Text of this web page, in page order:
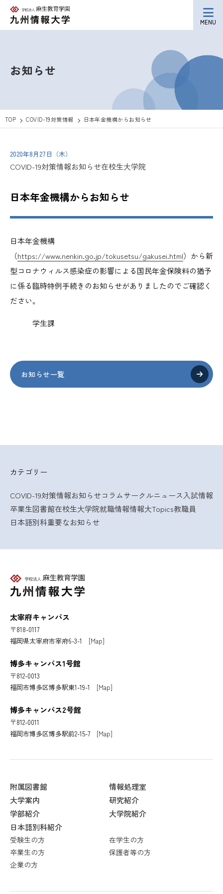
MENU
お知らせ
TOP COVID-19対策情報 日本年金機構からお知らせ
2020年8月27日（木）
COVID-19対策情報お知らせ在校生大学院
日本年金機構からお知らせ
日本年金機構
（https://www.nenkin.go.jp/tokusetsu/gakusei.html）から新
型コロナウィルス感染症の影響による国民年金保険料の猶予
に係る臨時特例手続きのお知らせがありましたのでご確認く
ださい。
学生課
お知らせ一覧
カテゴリー
COVID-19対策情報お知らせコラムサークルニュース入試情報
卒業生図書館在校生大学院就職情報情報大Topics教職員
日本語別科重要なお知らせ
太宰府キャンパス
〒818-0117
福岡県太宰府市宰府6-3-1 [Map]
博多キャンパス1号館
〒812-0013
福岡市博多区博多駅東1-19-1 [Map]
博多キャンパス2号館
〒812-0011
福岡市博多区博多駅前2-15-7 [Map]
附属図書館
情報処理室
大学案内
研究紹介
学部紹介
大学院紹介
日本語別科紹介
受験生の方
在学生の方
卒業生の方
保護者等の方
企業の方